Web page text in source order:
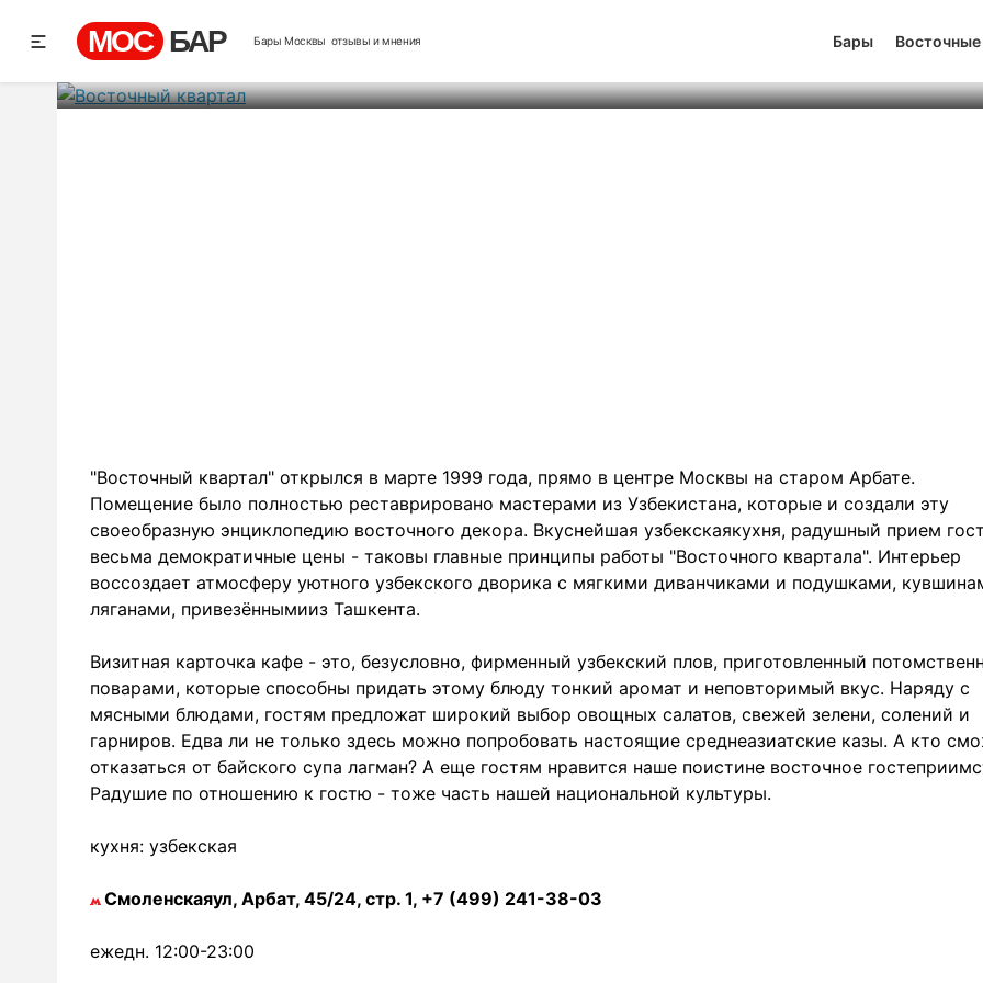
МОС БАР Бары Москвы отзывы и мнения Бары
"Восточный квартал" открылся в марте 1999 года, прямо в центре Москвы на старом Арбате.
Помещение было полностью реставрировано мастерами из Узбекистана, которые и создали эту
своеобразную энциклопедию восточного декора. Вкуснейшая узбекскаякухня, радушный прием
весьма демократичные цены - таковы главные принципы работы "Восточного квартала". Интерьер
воссоздает атмосферу уютного узбекского дворика с мягкими диванчиками и подушками,
ляганами, привезённымииз Ташкента.
Визитная карточка кафе - это, безусловно, фирменный узбекский плов, приготовленный
поварами, которые способны придать этому блюду тонкий аромат и неповторимый вкус. Наряду с
мясными блюдами, гостям предложат широкий выбор овощных салатов, свежей зелени, солений и
гарниров. Едва ли не только здесь можно попробовать настоящие среднеазиатские казы. А кто
отказаться от байского супа лагман? А еще гостям нравится наше поистине восточное
Радушие по отношению к гостю - тоже часть нашей национальной культуры.
кухня: узбекская
Смоленскаяул, Арбат, 45/24, стр. 1, +7 (499) 241-38-03
ежедн. 12:00-23:00